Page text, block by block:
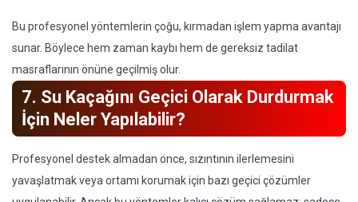
Bu profesyonel yöntemlerin çoğu, kırmadan işlem yapma avantajı
sunar. Böylece hem zaman kaybı hem de gereksiz tadilat
masraflarının önüne geçilmiş olur.
7. Su Kaçağını Geçici Olarak Durdurmak
İçin Neler Yapılabilir?
Profesyonel destek almadan önce, sızıntının ilerlemesini
yavaşlatmak veya ortamı korumak için bazı geçici çözümler